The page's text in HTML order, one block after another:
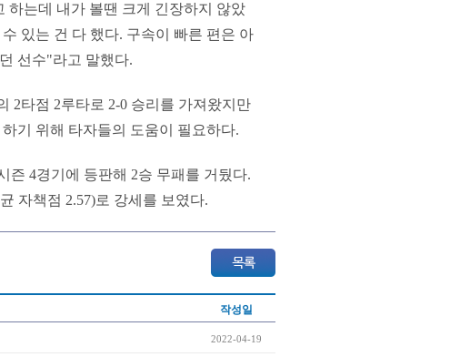
하는데 내가 볼땐 크게 긴장하지 않았
있는 건 다 했다. 구속이 빠른 편은 아
선수"라고 말했다.
2타점 2루타로 2-0 승리를 가져왔지만
기 위해 타자들의 도움이 필요하다.
즌 4경기에 등판해 2승 무패를 거뒀다.
자책점 2.57)로 강세를 보였다.
작성일
2022-04-19